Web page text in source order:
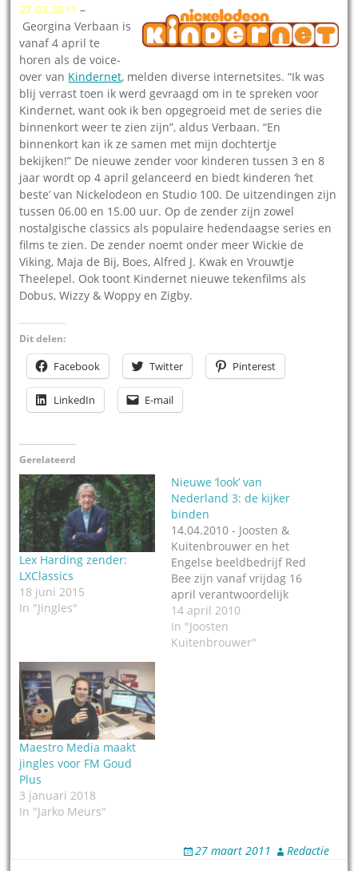
27.03.2011 –
Georgina Verbaan is
vanaf 4 april te
horen als de voice-
over van Kindernet, melden diverse internetsites. “Ik was
blij verrast toen ik werd gevraagd om in te spreken voor
Kindernet, want ook ik ben opgegroeid met de series die
binnenkort weer te zien zijn”, aldus Verbaan. “En
binnenkort kan ik ze samen met mijn dochtertje
bekijken!” De nieuwe zender voor kinderen tussen 3 en 8
jaar wordt op 4 april gelanceerd en biedt kinderen ‘het
beste’ van Nickelodeon en Studio 100. De uitzendingen zijn
tussen 06.00 en 15.00 uur. Op de zender zijn zowel
nostalgische classics als populaire hedendaagse series en
films te zien. De zender noemt onder meer Wickie de
Viking, Maja de Bij, Boes, Alfred J. Kwak en Vrouwtje
Theelepel. Ook toont Kindernet nieuwe tekenfilms als
Dobus, Wizzy & Woppy en Zigby.
Dit delen:
Facebook Twitter Pinterest
LinkedIn E-mail
Gerelateerd
Lex Harding zender:
LXClassics
18 juni 2015
In "Jingles"
Nieuwe ‘look’ van
Nederland 3: de kijker
binden
14.04.2010 - Joosten &
Kuitenbrouwer en het
Engelse beeldbedrijf Red
Bee zijn vanaf vrijdag 16
april verantwoordelijk
voor het nieuwe gezicht
en nieuwe geluid van TV-
zender Nederland 3. Ze
14 april 2010
In "Joosten
Kuitenbrouwer"
Maestro Media maakt
jingles voor FM Goud
Plus
3 januari 2018
In "Jarko Meurs"
27 maart 2011 Redactie